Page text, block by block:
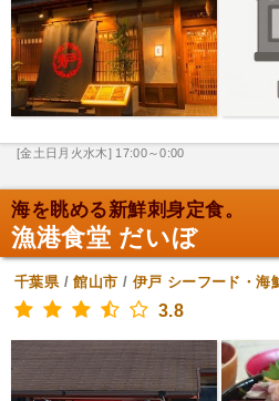
[金土日月火水木] 17:00～0:00
海を眺める新鮮刺身定食。
漁港食堂 だいぼ
千葉県/館山市 / 伊戸 シーフード・海
3.8